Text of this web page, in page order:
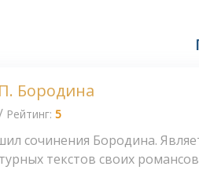
Бородина
Рейтинг: 5
сочинения Бородина.
текстов своих